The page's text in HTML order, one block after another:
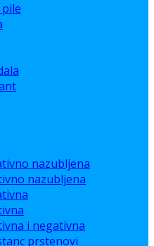
nazubljena
nazubljena
i negativna
prstenovi